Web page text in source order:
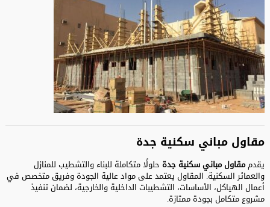
مقاول مباني سكنية جدة
يقدممقاول مباني سكنية جدة حلولًا متكاملة للبناء والتشطيب للمنازل
والعمائر السكنية. المقاول يعتمد على مواد عالية الجودة وفريق متخصص في
أعمال الهياكل، الأساسات، التشطيبات الداخلية والخارجية، لضمان تنفيذ
مشروع متكامل بجودة ممتازة.